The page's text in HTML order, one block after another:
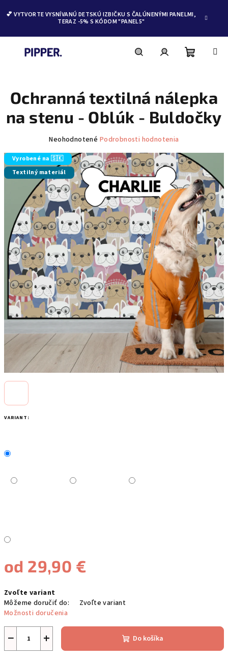
obsah
💕 VYTVORTE VYSNÍVANÚ DETSKÚ IZBIČKU S ČALÚNENÝMI PANELMI,
TERAZ -5% S KÓDOM "PANEL5"
košík
VARIANT:
od 29,90 €
cena:
Zvoľte variant
Môžeme doručiť do:
Zvoľte variant
Možnosti doručenia
+
− Do košíka
Ochranná textilná nálepka
na stenu - Oblúk - Buldočky
produktu
je
0,0
hviezdičiek.
Neohodnotené Podrobnosti hodnotenia
Vyrobené na 🇸🇰
Textilný materiál